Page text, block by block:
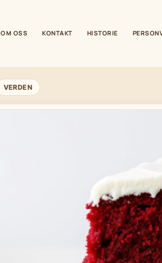
OM OSS KONTAKT HISTORIE
VERDEN